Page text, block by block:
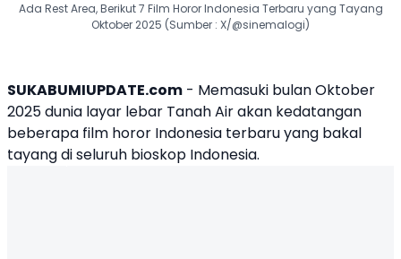
Ada Rest Area, Berikut 7 Film Horor Indonesia Terbaru yang Tayang
Oktober 2025 (Sumber : X/@sinemalogi)
SUKABUMIUPDATE.com - Memasuki bulan Oktober
2025 dunia layar lebar Tanah Air akan kedatangan
beberapa film horor Indonesia terbaru yang bakal
tayang di seluruh bioskop Indonesia.